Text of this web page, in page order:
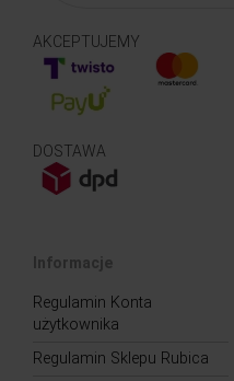
AKCEPTUJEMY
DOSTAWA
Informacje
Regulamin Konta
użytkownika
Regulamin Sklepu Rubica